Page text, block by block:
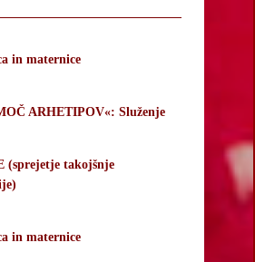
in maternice
ARHETIPOV«: Služenje
(sprejetje takojšnje
in maternice